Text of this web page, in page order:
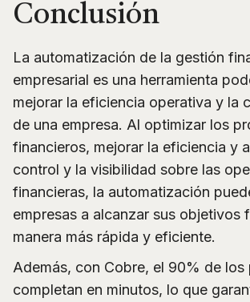
Conclusión
La automatización de la gestión
empresarial es una herramienta
mejorar la eficiencia operativa y la
de una empresa. Al optimizar los
financieros, mejorar la eficiencia y
control y la visibilidad sobre las
financieras, la automatización
empresas a alcanzar sus objetivos
manera más rápida y eficiente.
Además, con Cobre, el 90% de los
completan en minutos, lo que